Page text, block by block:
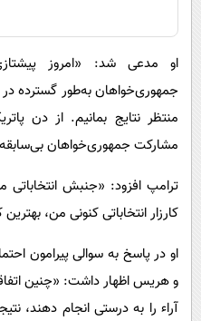
او مدعی شد: «امروز
جمهوری‌خواهان به‌طور گسترده در
منتظر نتایج بمانیم. از دن
مشارکت جمهوری‌خواهان
ترامپ افزود: «جنبش انتخاباتی
کارزار انتخاباتی کنونی من،
او در پاسخ به سوالی پیرامون
و هریس اظهار داشت: «چنین